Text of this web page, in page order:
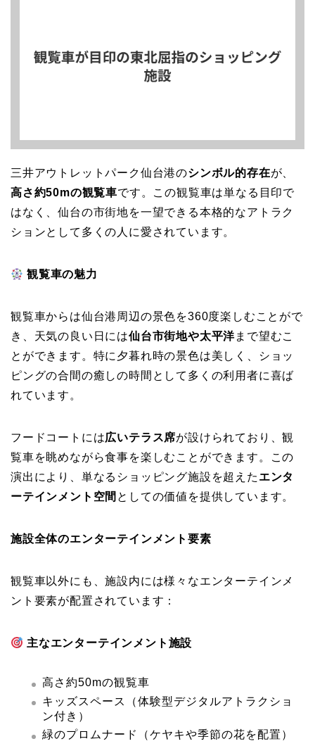
三井アウトレットパーク仙台港のシンボル的存在が、
高さ約50mの観覧車です。この観覧車は単なる目印で
はなく、仙台の市街地を一望できる本格的なアトラク
ションとして多くの人に愛されています。
観覧車の魅力
観覧車からは仙台港周辺の景色を360度楽しむことがで
き、天気の良い日には仙台市街地や太平洋まで望むこ
とができます。特に夕暮れ時の景色は美しく、ショッ
ピングの合間の癒しの時間として多くの利用者に喜ば
れています。
フードコートには広いテラス席が設けられており、観
覧車を眺めながら食事を楽しむことができます。この
演出により、単なるショッピング施設を超えた エンタ
ーテインメント空間 としての価値を提供しています。
施設全体のエンターテインメント要素
観覧車以外にも、施設内には様々なエンターテインメ
ント要素が配置されています：
主なエンターテインメント施設
高さ約50mの観覧車
キッズスペース（体験型デジタルアトラクショ
ン付き）
緑のプロムナード（ケヤキや季節の花を配置）